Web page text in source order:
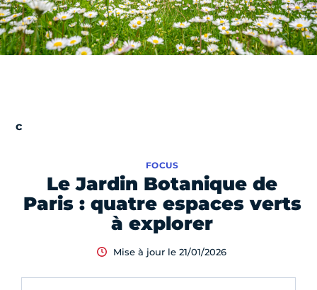
Le Jardin Botanique de
Paris : quatre espaces verts
à explorer
FOCUS
Mise à jour le 21/01/2026